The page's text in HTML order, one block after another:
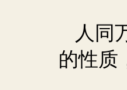
人同
的性质